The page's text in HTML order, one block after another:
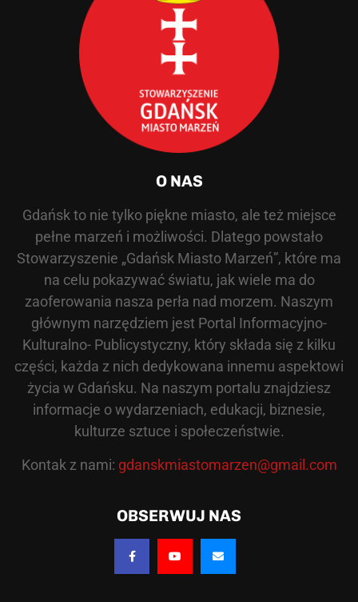
O NAS
Gdańsk to nie tylko piękne miasto, ale też miejsce
pełne marzeń i możliwości. Dlatego powstało
Stowarzyszenie „Gdańsk Miasto Marzeń”, które ma
na celu pokazywać światu, jak wiele ma do
zaoferowania nasza perła nad morzem. Naszym
głównym narzędziem jest Portal Informacyjno-
Kulturalno- Publicystyczny, który składa się z kilku
części, każda z nich dedykowana innemu aspektowi
życia w Gdańsku. Na naszym portalu znajdziesz
informacje o wydarzeniach, edukacji, biznesie,
kulturze sztuce i społeczeństwie.
Kontak z nami: gdanskmiastomarzen@gmail.com
OBSERWUJ NAS